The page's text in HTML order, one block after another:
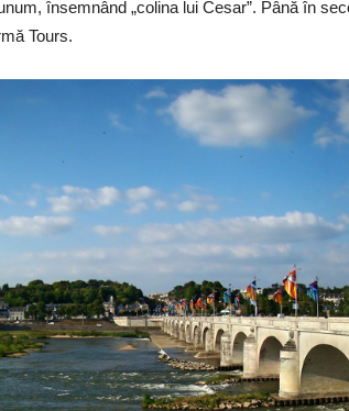
însemnând „colina lui Cesar”. Până în
Tours.